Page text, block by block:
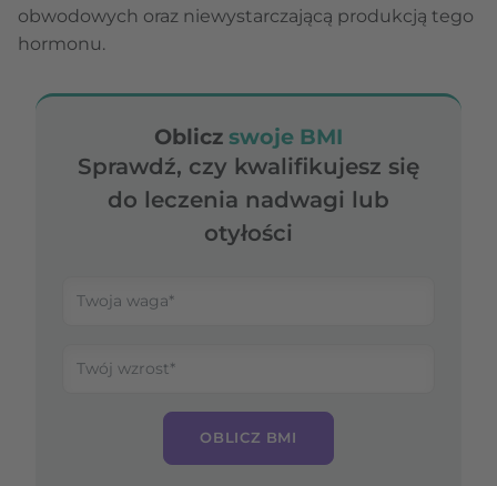
obwodowych oraz niewystarczającą produkcją tego
hormonu.
Oblicz swoje BMI
Sprawdź, czy kwalifikujesz się
do leczenia nadwagi lub
otyłości
OBLICZ BMI